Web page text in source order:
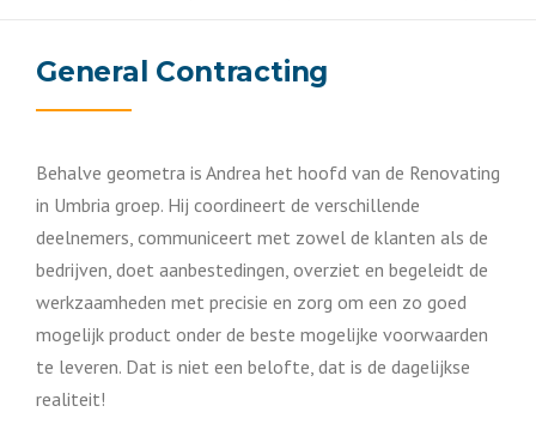
General Contracting
Behalve geometra is Andrea het hoofd van de Renovating
in Umbria groep. Hij coordineert de verschillende
deelnemers, communiceert met zowel de klanten als de
bedrijven, doet aanbestedingen, overziet en begeleidt de
werkzaamheden met precisie en zorg om een zo goed
mogelijk product onder de beste mogelijke voorwaarden
te leveren. Dat is niet een belofte, dat is de dagelijkse
realiteit!